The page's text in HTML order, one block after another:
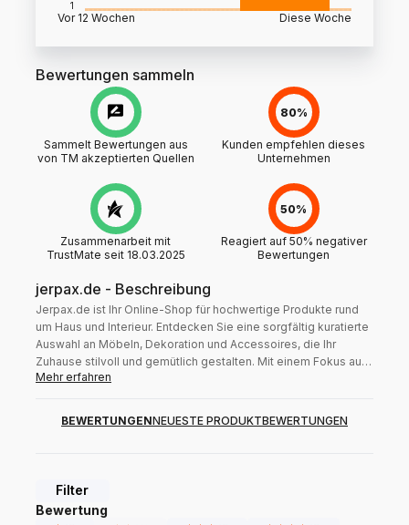
1
Vor 12 Wochen Diese Woche
Bewertungen sammeln
Sammelt Bewertungen aus
von TM akzeptierten Quellen
80%
Kunden empfehlen dieses
Unternehmen
Zusammenarbeit mit
TrustMate seit 18.03.2025
50%
Reagiert auf 50% negativer
Bewertungen
jerpax.de - Beschreibung
Jerpax.de ist Ihr Online-Shop für hochwertige Produkte rund
um Haus und Interieur. Entdecken Sie eine sorgfältig kuratierte
Auswahl an Möbeln, Dekoration und Accessoires, die Ihr
Zuhause stilvoll und gemütlich gestalten. Mit einem Fokus auf
Qualität und modernem Design bieten wir Lösungen für jeden
Zuhause zu einem einzigartigen Rückzugsort zu machen.
Mehr erfahren
BEWERTUNGENNEUESTE PRODUKTBEWERTUNGEN
Filter
Bewertung